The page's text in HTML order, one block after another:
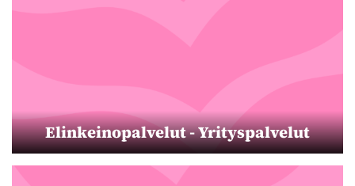
Elinkeinopalvelut - Yrityspalvelut